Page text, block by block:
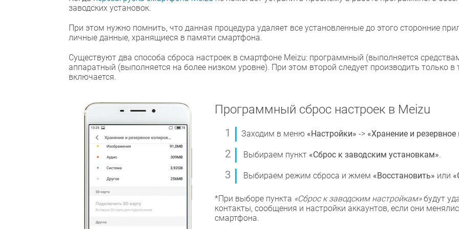
заводских установок.
При этом нужно помнить, что данная процедура удаляет все установленные до этого сторонние
личные данные, хранящиеся в памяти смартфона.
Существуют два способа сброса настроек в смартфоне Meizu: программный (выполняется
аппаратный (выполняется на более низком уровне). При этом второй следует производить только
включается.
Программный сброс настроек в Meizu
Заходим в меню «Настройки» -> «Хранение и
Выбираем пункт «Сброс к заводским установкам».
Выбираем режим сброса и жмем «Восстановить» или
*При выборе пункта «Сброс к заводским настройкам»будут
контакты, сообщения и настройки аккаунтов, если они
смартфона.